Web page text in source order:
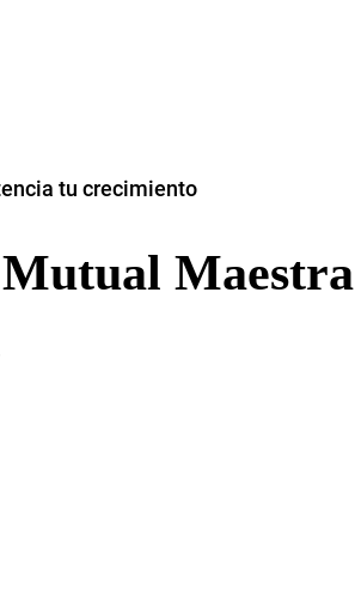
tu crecimiento
Maestra